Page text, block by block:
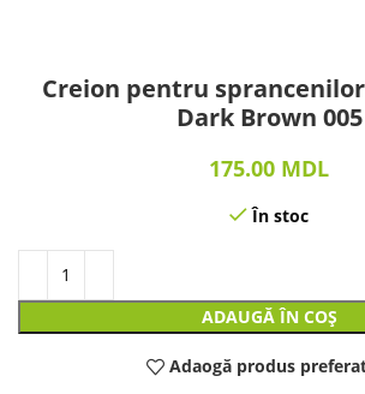
Creion pentru sprancenilor
Dark Brown 005
175.00 MDL
În stoc
ADAUGĂ ÎN COȘ
Adaogă produs